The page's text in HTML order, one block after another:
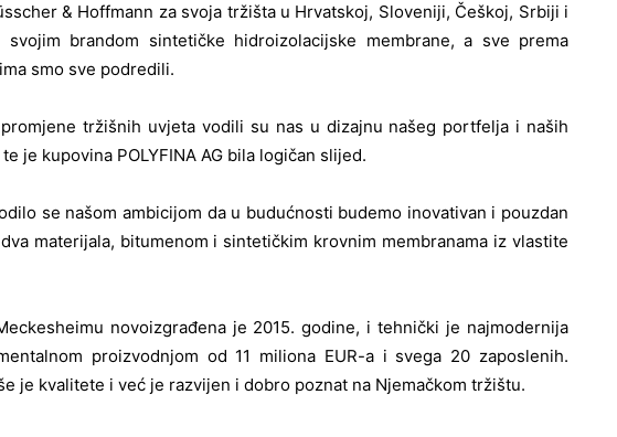
& Hoffmann za svoja tržišta u Hrvatskoj, Sloveniji, Češkoj, Srbiji i
svojim brandom sintetičke hidroizolacijske membrane, a sve prema
smo sve podredili.
tržišnih uvjeta vodili su nas u dizajnu našeg portfelja i naših
je kupovina POLYFINA AG bila logičan slijed.
se našom ambicijom da u budućnosti budemo inovativan i pouzdan
materijala, bitumenom i sintetičkim krovnim membranama iz vlastite
novoizgrađena je 2015. godine, i tehnički je najmodernija
proizvodnjom od 11 miliona EUR-a i svega 20 zaposlenih.
je kvalitete i već je razvijen i dobro poznat na Njemačkom tržištu.